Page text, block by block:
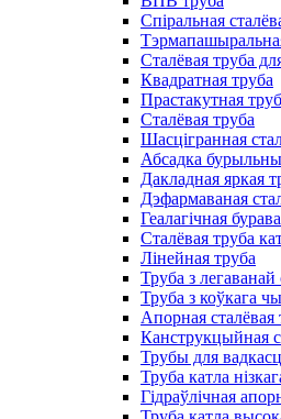
Спіральная
Сталёвая труба
Квадратная труба
Прастакутная
Сталёвая труба
Шасцігранная
Абсадка
Дакладная яркая
Дэфармаваная
Геалагічная
Сталёвая труба
Лінейная труба
Труба з легаванай
Труба з коўкага
Апорная сталёвая
Канструкцыйная
Трубы для
Труба катла
Гідраўлічная